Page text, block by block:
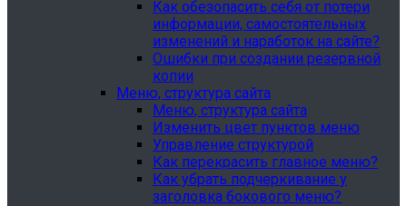
Как обезопасить себя от потери
информации, самостоятельных
изменений и наработок на сайте?
Ошибки при создании резервной
копии
Меню, структура сайта
Меню, структура сайта
Изменить цвет пунктов меню
Управление структурой
Как перекрасить главное меню?
Как убрать подчеркивание у
заголовка бокового меню?